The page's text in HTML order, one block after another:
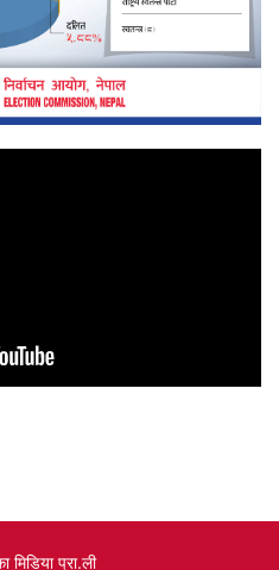
मिडिया प्रा.ली